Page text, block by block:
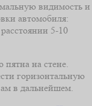
видимость и
автомобиля:
5-10
пятна на стене.
горизонтальную
в дальнейшем.